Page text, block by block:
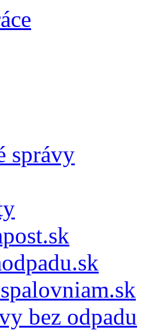
správy
bez odpadu